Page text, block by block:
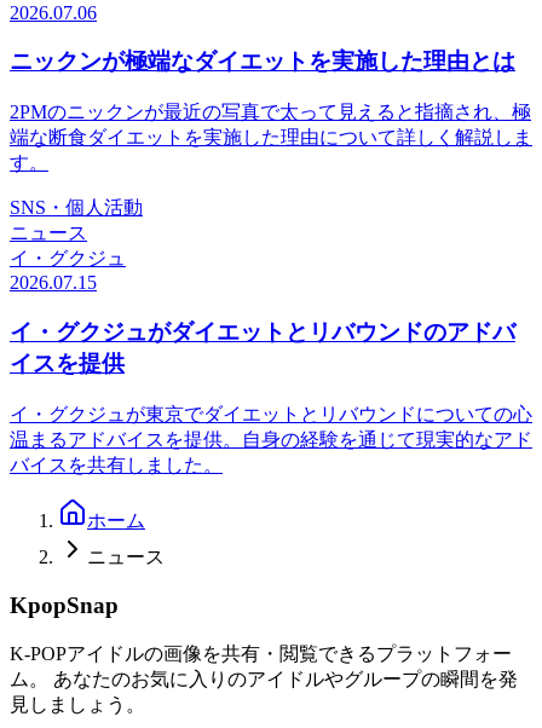
2026.07.06
ニックンが極端なダイエットを実施した理由とは
2PMのニックンが最近の写真で太って見えると指摘され、極
端な断食ダイエットを実施した理由について詳しく解説しま
す。
SNS・個人活動
ニュース
イ・グクジュ
2026.07.15
イ・グクジュがダイエットとリバウンドのアドバ
イスを提供
イ・グクジュが東京でダイエットとリバウンドについての心
温まるアドバイスを提供。自身の経験を通じて現実的なアド
バイスを共有しました。
ホーム
ニュース
KpopSnap
K-POPアイドルの画像を共有・閲覧できるプラットフォー
ム。 あなたのお気に入りのアイドルやグループの瞬間を発
見しましょう。